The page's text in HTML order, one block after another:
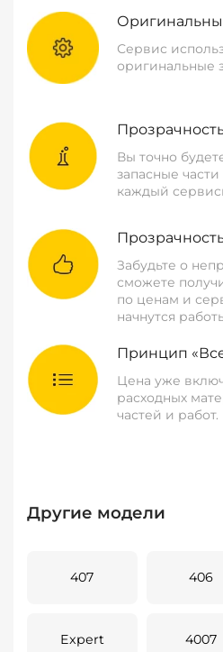
Сервис
оригинальные
Вы точно
запасные
каждый
Забудьте о
сможете
по ценам и
начнутся
Принцип
Цена уже
расходных
частей и работ.
Другие модели
407 406
Expert 4007